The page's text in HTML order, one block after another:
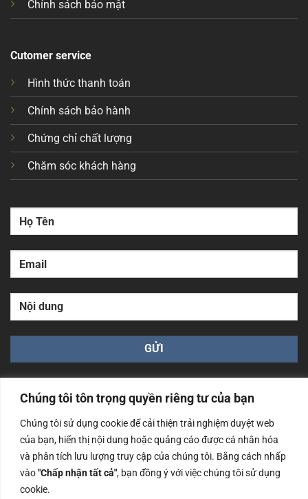
Chúng tôi tôn trọng quyền riêng tư của bạn
Chúng tôi sử dụng cookie để cải thiện trải nghiệm duyệt web
của bạn, hiển thị nội dung hoặc quảng cáo được cá nhân hóa
và phân tích lưu lượng truy cập của chúng tôi. Bằng cách nhấp
vào"Chấp nhận tất cả", bạn đồng ý với việc chúng tôi sử dụng
cookie.
Chính sách bảo mật
Cutomer service
Hình thức thanh toán
Chính sách bảo hành
Chứng chỉ chất lượng
Chăm sóc khách hàng
Công ty TNHH Nam Bình Xương - Số ĐKKD: 0108783483
cấp ngày 14/06/2019 bởi Sở Kế Hoạch và Đầu Tư Tp. Hà
Nội
Copyrights @2023 Nam Binh Xuong. All Rights Reserved